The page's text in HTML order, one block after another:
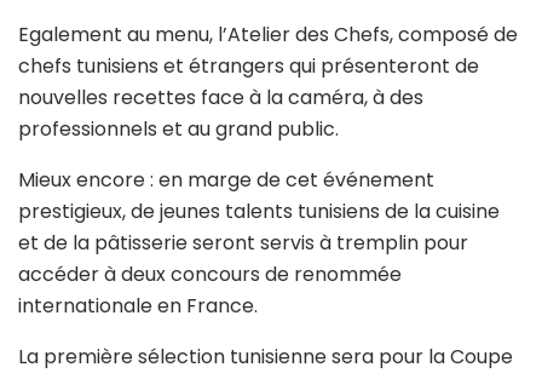
Egalement au menu, l’Atelier des Chefs, composé de
chefs tunisiens et étrangers qui présenteront de
nouvelles recettes face à la caméra, à des
professionnels et au grand public.
Mieux encore : en marge de cet événement
prestigieux, de jeunes talents tunisiens de la cuisine
et de la pâtisserie seront servis à tremplin pour
accéder à deux concours de renommée
internationale en France.
La première sélection tunisienne sera pour la Coupe